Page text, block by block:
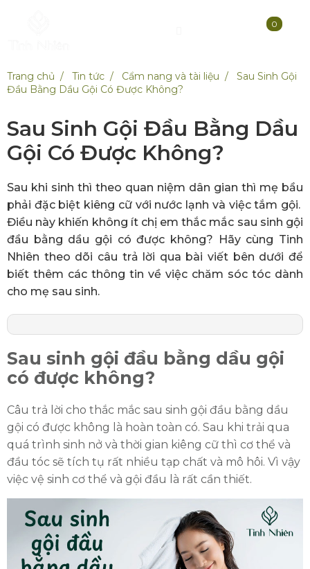
0
Trang chủ Tin tức Cẩm nang và tài liệu
Sau Sinh Gội
Đầu Bằng Dầu Gội Có Được Không?
Sau Sinh Gội Đầu Bằng Dầu
Gội Có Được Không?
Sau khi sinh thì theo quan niệm dân gian thì mẹ bầu
phải đặc biệt kiêng cữ với nước lạnh và việc tắm gội.
Điều này khiến không ít chị em thắc mắc sau sinh gội
đầu bằng dầu gội có được không? Hãy cùng Tinh
Nhiên theo dõi câu trả lời qua bài viết bên dưới để
biết thêm các thông tin về việc chăm sóc tóc dành
cho mẹ sau sinh.
Sau sinh gội đầu bằng dầu gội
có được không?
Câu trả lời cho thắc mắc sau sinh gội đầu bằng dầu
gội có được không là hoàn toàn có. Sau khi trải qua
quá trình sinh nở và thời gian kiêng cữ thì cơ thể và
đầu tóc sẽ tích tụ rất nhiều tạp chất và mô hôi. Vì vậy
việc vệ sinh cơ thể và gội đầu là rất cần thiết.